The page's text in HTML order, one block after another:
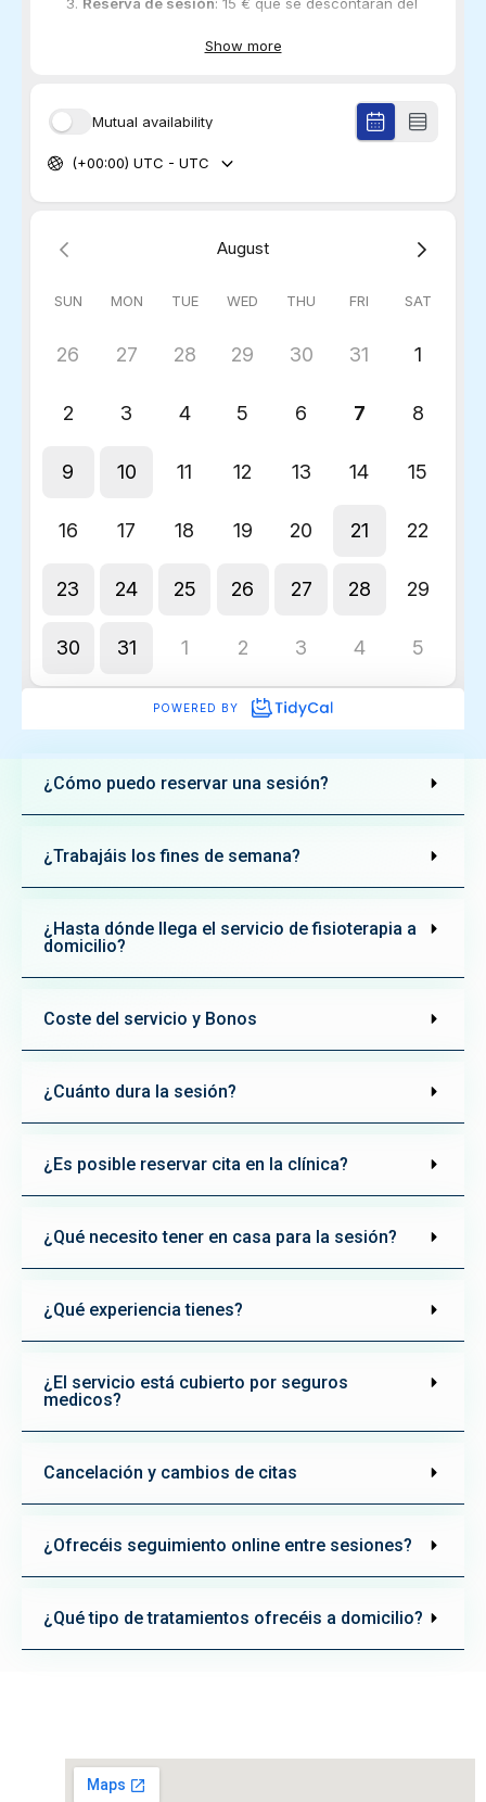
¿Cómo puedo reservar una sesión?
¿Trabajáis los fines de semana?
¿Hasta dónde llega el servicio de fisioterapia a
domicilio?
Coste del servicio y Bonos
¿Cuánto dura la sesión?
¿Es posible reservar cita en la clínica?
¿Qué necesito tener en casa para la sesión?
¿Qué experiencia tienes?
¿El servicio está cubierto por seguros
medicos?
Cancelación y cambios de citas
¿Ofrecéis seguimiento online entre sesiones?
¿Qué tipo de tratamientos ofrecéis a domicilio?